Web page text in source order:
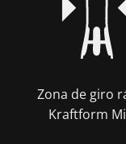
Zona de giro
Kraftform